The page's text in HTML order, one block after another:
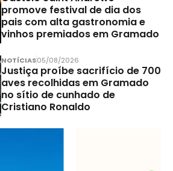
promove festival de dia dos
pais com alta gastronomia e
vinhos premiados em Gramado
NOTÍCIAS05/08/2026
Justiça proíbe sacrifício de 700
aves recolhidas em Gramado
no sítio de cunhado de
Cristiano Ronaldo